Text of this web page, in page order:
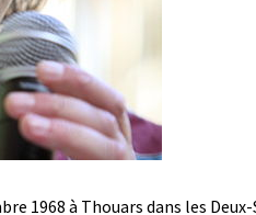
1968 à Thouars dans les Deux-